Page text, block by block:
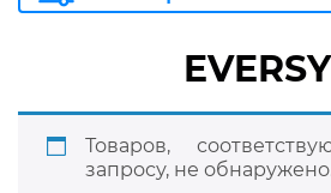
Товаров,
запросу, не